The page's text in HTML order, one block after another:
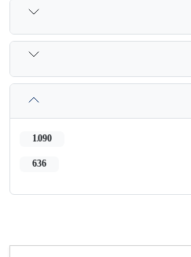
1,090
636